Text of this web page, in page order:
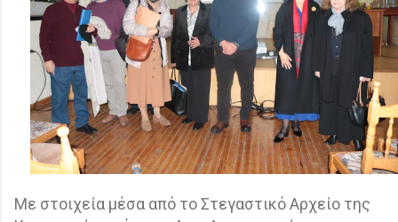
Με στοιχεία μέσα από το Στεγαστικό Αρχείο της